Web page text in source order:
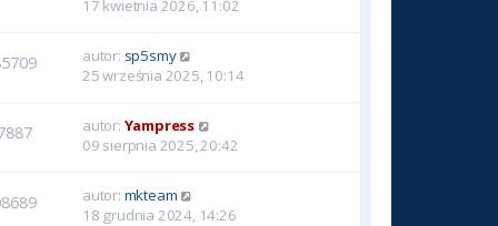
17 kwietnia 2026, 11:02
autor: sp5smy
25 września 2025, 10:14
autor: Yampress
09 sierpnia 2025, 20:42
autor: mkteam
18 grudnia 2024, 14:26